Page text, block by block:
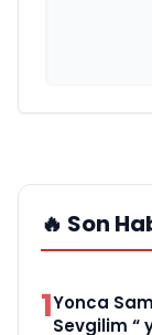
🔥 Son
1Yonca
Sevgilim “